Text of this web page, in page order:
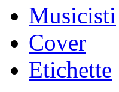
Musicisti
Cover
Etichette